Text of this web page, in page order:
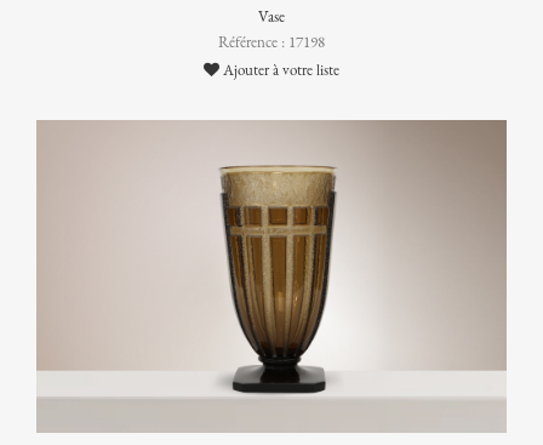
Vase
Référence : 17198
Ajouter à votre liste